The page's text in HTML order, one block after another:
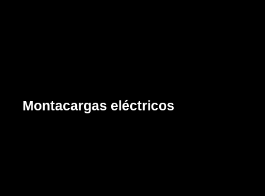
Montacargas eléctricos